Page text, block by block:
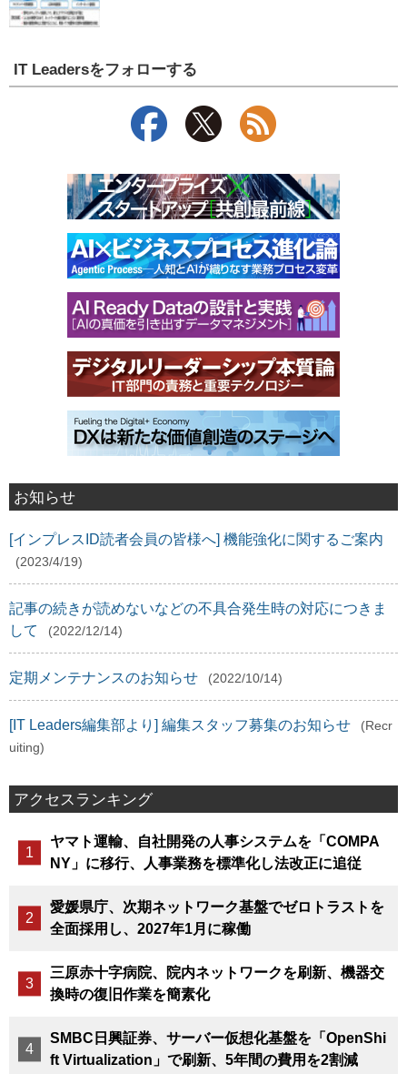
IT Leadersをフォローする
お知らせ
[インプレスID読者会員の皆様へ] 機能強化に関するご案内
(2023/4/19)
記事の続きが読めないなどの不具合発生時の対応につきま
して
(2022/12/14)
定期メンテナンスのお知らせ (2022/10/14)
[IT Leaders編集部より] 編集スタッフ募集のお知らせ
(Recr
uiting)
アクセスランキング
ヤマト運輸、自社開発の人事システムを「COMPA
NY」に移行、人事業務を標準化し法改正に追従
愛媛県庁、次期ネットワーク基盤でゼロトラストを
全面採用し、2027年1月に稼働
三原赤十字病院、院内ネットワークを刷新、機器交
換時の復旧作業を簡素化
SMBC日興証券、サーバー仮想化基盤を「OpenShi
ft Virtualization」で刷新、5年間の費用を2割減